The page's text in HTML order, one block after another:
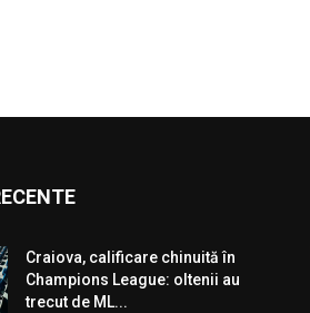
Craiova, calificare chinuită în
Champions League: oltenii au
trecut de ML...